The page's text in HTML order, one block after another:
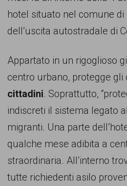
hotel situato nel comune di
dell’uscita autostradale di
Appartato in un rigoglioso
centro urbano, protegge gli
cittadini. Soprattutto,
indiscreti il sistema legato
migranti. Una parte
qualche mese adibita a
straordinaria. All’interno
tutte richiedenti asilo